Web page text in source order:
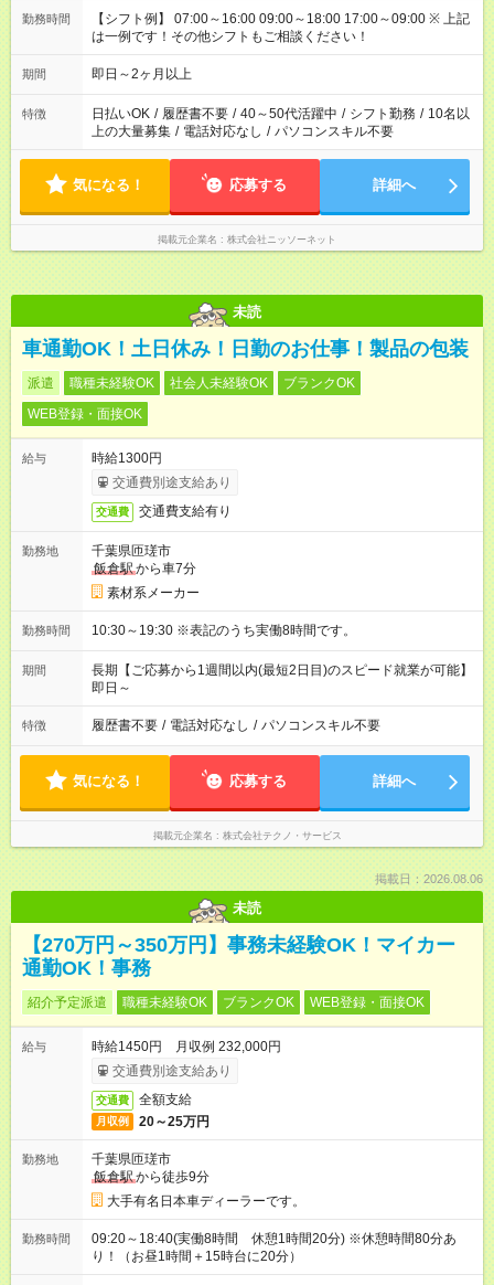
勤務時間
【シフト例】 07:00～16:00 09:00～18:00 17:00～09:00 ※ 上記
は一例です！その他シフトもご相談ください！
期間 即日～2ヶ月以上
特徴 日払いOK / 履歴書不要 / 40～50代活躍中 / シフト勤務 / 10名以
上の大量募集 / 電話対応なし / パソコンスキル不要
気になる！ 応募する 詳細へ
掲載元企業名 株式会社ニッソーネット
未読
車通勤OK！土日休み！日勤のお仕事！製品の包装
派遣 職種未経験OK 社会人未経験OK
ブランクOK
WEB登録・面接OK
給与
時給1300円
交通費別途支給あり
交通費 交通費支給有り
勤務地
千葉県匝瑳市
飯倉駅から車7分
素材系メーカー
勤務時間 10:30～19:30 ※表記のうち実働8時間です。
期間
長期【ご応募から1週間以内(最短2日目)のスピード就業が可能】
即日～
特徴 履歴書不要 / 電話対応なし / パソコンスキル不要
気になる！ 応募する 詳細へ
掲載元企業名 株式会社テクノ・サービス
掲載日：2026.08.06
未読
【270万円～350万円】事務未経験OK！マイカー
通勤OK！事務
紹介予定派遣 職種未経験OK ブランクOK WEB登録・面接OK
給与
時給1450円 月収例 232,000円
交通費別途支給あり
交通費 全額支給
月収例 20～25万円
勤務地
千葉県匝瑳市
飯倉駅から徒歩9分
大手有名日本車ディーラーです。
勤務時間
09:20～18:40(実働8時間 休憩1時間20分) ※休憩時間80分あ
り！（お昼1時間＋15時台に20分）